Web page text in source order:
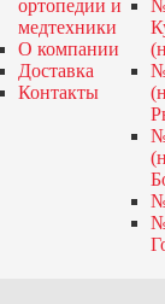
ортопедии и
медтехники
О компании
Доставка
Контакты